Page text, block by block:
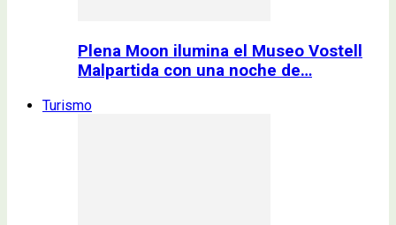
Plena Moon ilumina el Museo Vostell
Malpartida con una noche de…
Turismo